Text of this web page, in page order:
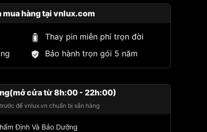
mua hàng tại vnlux.com
Thay pin miễn phí trọn đời
Bảo hành trọn gói 5 năm
cửa từ 8h:00 - 22h:00)
để vnlux.vn chuẩn bị sẵn hàng
Định Và Bảo Dưỡng